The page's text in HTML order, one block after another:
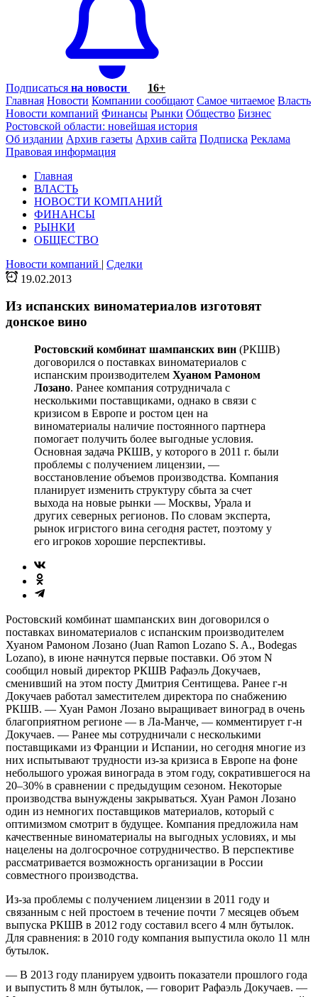
Подписаться на новости
16+
Главная Новости Компании сообщают Самое читаемое Власть
Новости компаний Финансы Рынки Общество Бизнес
Ростовской области: новейшая история
Об издании Архив газеты Архив сайта Подписка Реклама
Правовая информация
Главная
ВЛАСТЬ
НОВОСТИ КОМПАНИЙ
ФИНАНСЫ
РЫНКИ
ОБЩЕСТВО
Новости компаний | Сделки
19.02.2013
Из испанских виноматериалов изготовят
донское вино
Ростовский комбинат шампанских вин (РКШВ)
договорился о поставках виноматериалов с
испанским производителем Хуаном Рамоном
Лозано. Ранее компания сотрудничала с
несколькими поставщиками, однако в связи с
кризисом в Европе и ростом цен на
виноматериалы наличие постоянного партнера
помогает получить более выгодные условия.
Основная задача РКШВ, у которого в 2011 г. были
проблемы с получением лицензии, —
восстановление объемов производства. Компания
планирует изменить структуру сбыта за счет
выхода на новые рынки — Москвы, Урала и
других северных регионов. По словам эксперта,
рынок игристого вина сегодня растет, поэтому у
его игроков хорошие перспективы.
Ростовский комбинат шампанских вин договорился о
поставках виноматериалов с испанским производителем
Хуаном Рамоном Лозано (Juan Ramon Lozano S. A., Bodegas
Lozano), в июне начнутся первые поставки. Об этом N
сообщил новый директор РКШВ Рафаэль Докучаев,
сменивший на этом посту Дмитрия Сентищева. Ранее г-н
Докучаев работал заместителем директора по снабжению
РКШВ. — Хуан Рамон Лозано выращивает виноград в очень
благоприятном регионе — в Ла-Манче, — комментирует г-н
Докучаев. — Ранее мы сотрудничали с несколькими
поставщиками из Франции и Испании, но сегодня многие из
них испытывают трудности из-за кризиса в Европе на фоне
небольшого урожая винограда в этом году, сократившегося на
20–30% в сравнении с предыдущим сезоном. Некоторые
производства вынуждены закрываться. Хуан Рамон Лозано
один из немногих поставщиков материалов, который с
оптимизмом смотрит в будущее. Компания предложила нам
качественные виноматериалы на выгодных условиях, и мы
нацелены на долгосрочное сотрудничество. В перспективе
рассматривается возможность организации в России
совместного производства.
Из-за проблемы с получением лицензии в 2011 году и
связанным с ней простоем в течение почти 7 месяцев объем
выпуска РКШВ в 2012 году составил всего 4 млн бутылок.
Для сравнения: в 2010 году компания выпустила около 11 млн
бутылок.
— В 2013 году планируем удвоить показатели прошлого года
и выпустить 8 млн бутылок, — говорит Рафаэль Докучаев. —